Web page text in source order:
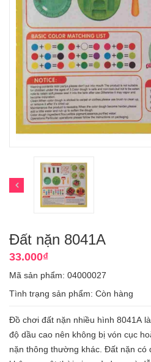
Đất nặn 8041A
33.000₫
Mã sản phẩm: 04000027
Tình trạng sản phẩm: Còn hàng
Đồ chơi đất nặn nhiều hình 8041A
độ dầu cao nên không bị vón cục
nặn thông thường khác. Đất nặn có